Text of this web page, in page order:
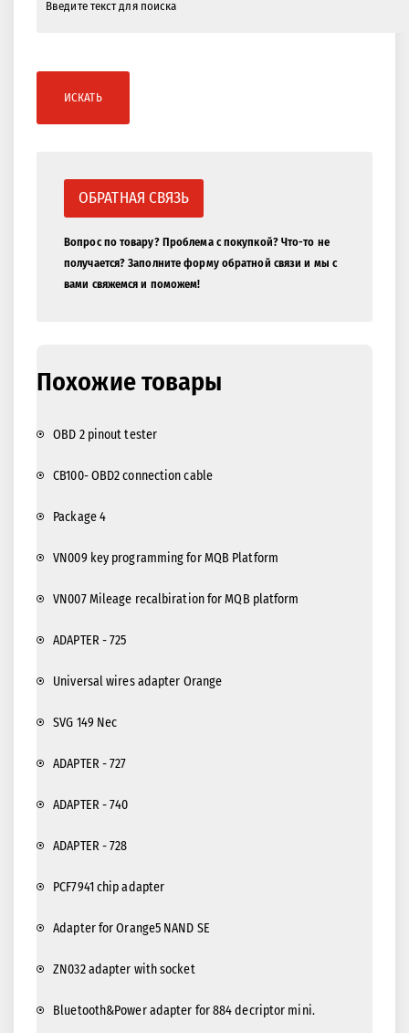
ИСКАТЬ
ОБРАТНАЯ СВЯЗЬ
Вопрос по товару? Проблема с покупкой? Что-то не
получается? Заполните форму обратной связи и мы с
вами свяжемся и поможем!
Похожие товары
OBD 2 pinout tester
CB100- OBD2 connection cable
Package 4
VN009 key programming for MQB Platform
VN007 Mileage recalbiration for MQB platform
ADAPTER - 725
Universal wires adapter Orange
SVG 149 Nec
ADAPTER - 727
ADAPTER - 740
ADAPTER - 728
PCF7941 chip adapter
Adapter for Orange5 NAND SE
ZN032 adapter with socket
Bluetooth&Power adapter for 884 decriptor mini.